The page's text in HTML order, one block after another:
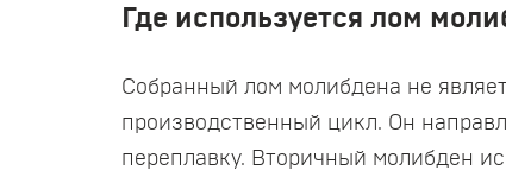
Где используется лом
Собранный лом молибдена не
производственный цикл. Он
переплавку. Вторичный молибден